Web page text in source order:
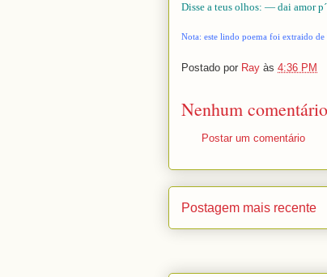
Disse a teus olhos: — dai amor
Nota: este lindo poema foi extraido
Postado por Ray às 4:36 PM
Nenhum
Postar um comentário
Postagem mais recente